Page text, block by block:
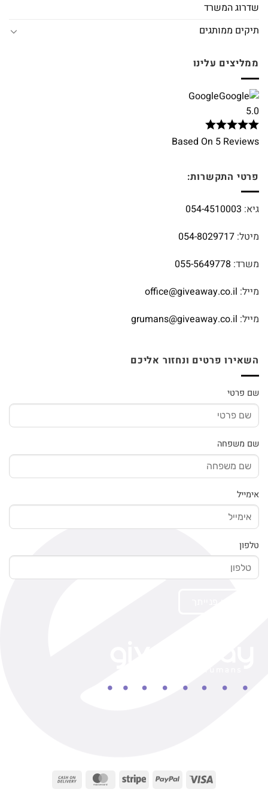
שדרוג המשרד
תיקים ממותגים
ממליצים עלינו
Google
5.0
Based On 5 Reviews
פרטי התקשרות:
גיא: 054-4510003
מיטל: 054-8029717
משרד: 055-5649778
מייל: office@giveaway.co.il
מייל: grumans@giveaway.co.il
השאירו פרטים ונחזור אליכם
שם פרטי
שם משפחה
אימייל
טלפון